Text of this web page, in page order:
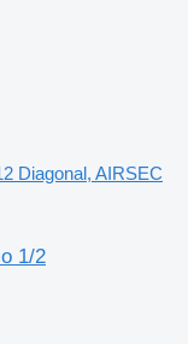
Diagonal, AIRSEC
1/2